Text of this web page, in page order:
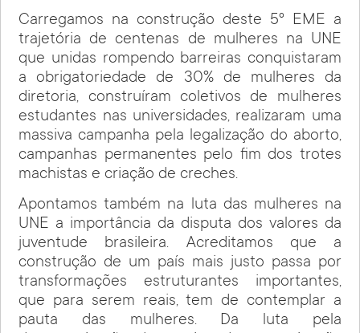
Carregamos na construção deste 5º EME a
trajetória de centenas de mulheres na UNE
que unidas rompendo barreiras conquistaram
a obrigatoriedade de 30% de mulheres da
diretoria, construíram coletivos de mulheres
estudantes nas universidades, realizaram uma
massiva campanha pela legalização do aborto,
campanhas permanentes pelo fim dos trotes
machistas e criação de creches.
Apontamos também na luta das mulheres na
UNE a importância da disputa dos valores da
juventude brasileira. Acreditamos que a
construção de um país mais justo passa por
transformações estruturantes importantes,
que para serem reais, tem de contemplar a
pauta das mulheres. Da luta pela